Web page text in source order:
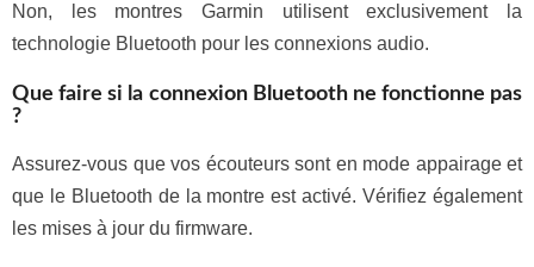
Non, les montres Garmin utilisent exclusivement la
technologie Bluetooth pour les connexions audio.
Que faire si la connexion Bluetooth ne fonctionne pas
?
Assurez-vous que vos écouteurs sont en mode appairage et
que le Bluetooth de la montre est activé. Vérifiez également
les mises à jour du firmware.